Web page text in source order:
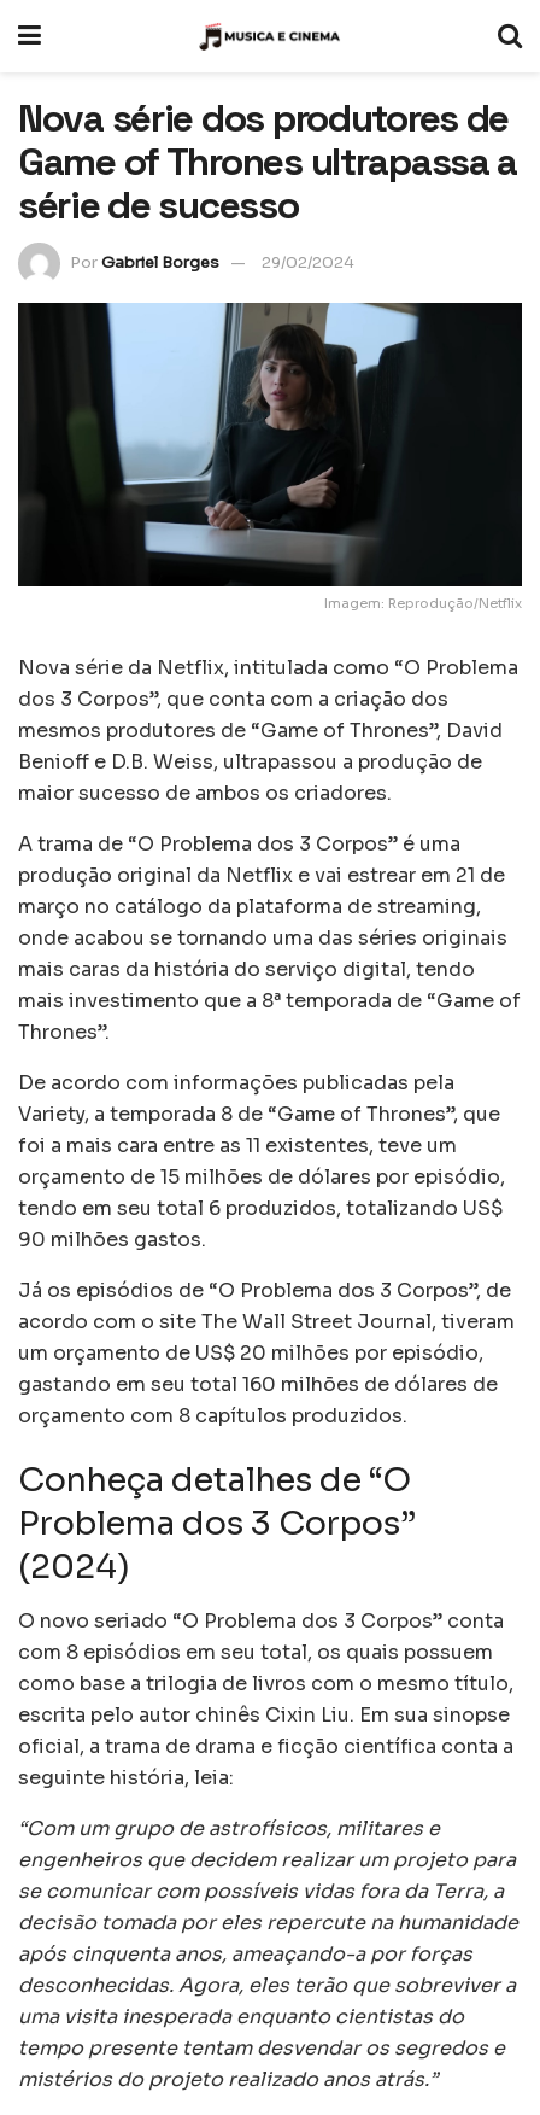
Nova série dos produtores de
Game of Thrones ultrapassa a
série de sucesso
PorGabriel Borges 29/02/2024
Imagem: Reprodução/Netflix
Nova série da Netflix, intitulada como “O Problema
dos 3 Corpos”, que conta com a criação dos
mesmos produtores de “Game of Thrones”, David
Benioff e D.B. Weiss, ultrapassou a produção de
maior sucesso de ambos os criadores.
A trama de “O Problema dos 3 Corpos” é uma
produção original da Netflix e vai estrear em 21 de
março no catálogo da plataforma de streaming,
onde acabou se tornando uma das séries originais
mais caras da história do serviço digital, tendo
mais investimento que a 8ª temporada de “Game of
Thrones”.
De acordo com informações publicadas pela
Variety, a temporada 8 de “Game of Thrones”, que
foi a mais cara entre as 11 existentes, teve um
orçamento de 15 milhões de dólares por episódio,
tendo em seu total 6 produzidos, totalizando US$
90 milhões gastos.
Já os episódios de “O Problema dos 3 Corpos”, de
acordo com o site The Wall Street Journal, tiveram
um orçamento de US$ 20 milhões por episódio,
gastando em seu total 160 milhões de dólares de
orçamento com 8 capítulos produzidos.
Conheça detalhes de “O
Problema dos 3 Corpos”
(2024)
O novo seriado “O Problema dos 3 Corpos” conta
com 8 episódios em seu total, os quais possuem
como base a trilogia de livros com o mesmo título,
escrita pelo autor chinês Cixin Liu. Em sua sinopse
oficial, a trama de drama e ficção científica conta a
seguinte história, leia:
“Com um grupo de astrofísicos, militares e
engenheiros que decidem realizar um projeto para
se comunicar com possíveis vidas fora da Terra, a
decisão tomada por eles repercute na humanidade
após cinquenta anos, ameaçando-a por forças
desconhecidas. Agora, eles terão que sobreviver a
uma visita inesperada enquanto cientistas do
tempo presente tentam desvendar os segredos e
mistérios do projeto realizado anos atrás.”